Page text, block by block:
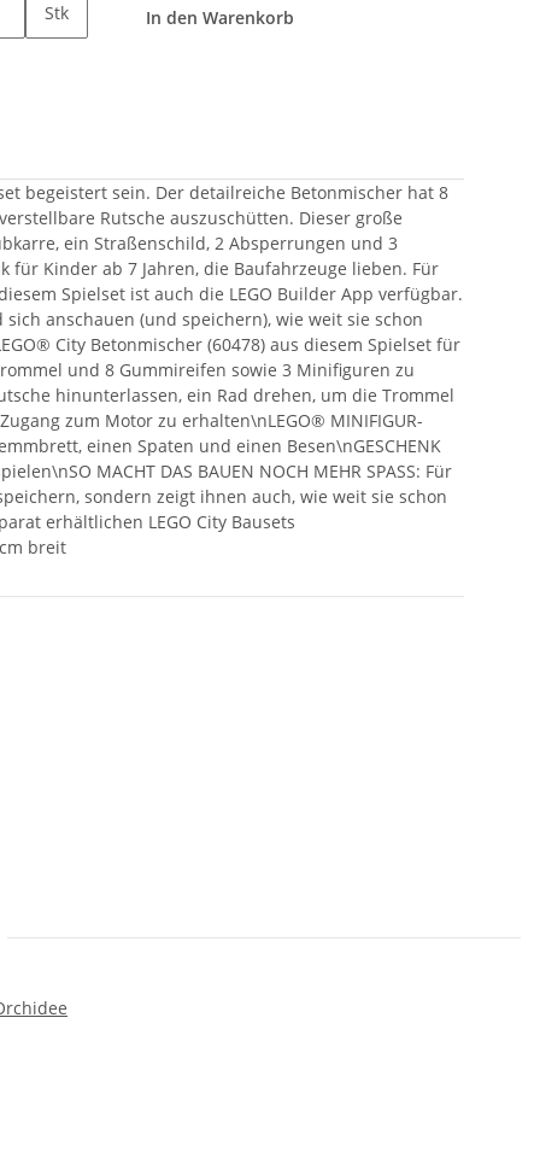
Stk In den Warenkorb
begeistert sein. Der detailreiche Betonmischer hat 8
Rutsche auszuschütten. Dieser große
ein Straßenschild, 2 Absperrungen und 3
für Kinder ab 7 Jahren, die Baufahrzeuge lieben. Für
Spielset ist auch die LEGO Builder App verfügbar.
anschauen (und speichern), wie weit sie schon
City Betonmischer (60478) aus diesem Spielset für
und 8 Gummireifen sowie 3 Minifiguren zu
hinunterlassen, ein Rad drehen, um die Trommel
zum Motor zu erhalten\nLEGO® MINIFIGUR-
einen Spaten und einen Besen\nGESCHENK
MACHT DAS BAUEN NOCH MEHR SPASS: Für
sondern zeigt ihnen auch, wie weit sie schon
erhältlichen LEGO City Bausets
breit